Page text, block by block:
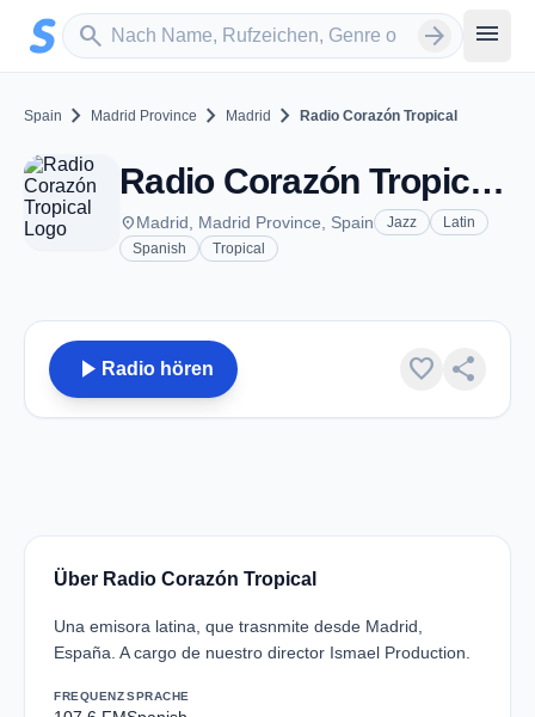
Zum Hauptinhalt springen
search
Sender suchen arrow_forward menu
Spain chevron_right Madrid Province chevron_right Madrid chevron_right Radio Corazón Tropical
Radio Corazón Tropical - FM 107.6 - Madrid
placeMadrid, Madrid Province, Spain Jazz
Latin
Spanish
Tropical
play_arrow Radio hören favorite share
Über Radio Corazón Tropical
Una emisora latina, que trasnmite desde Madrid,
España. A cargo de nuestro director Ismael Production.
FREQUENZSPRACHE